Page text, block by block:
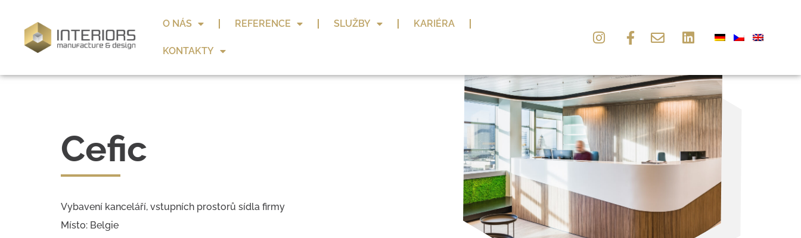
O NÁS REFERENCE SLUŽBY KARIÉRA
KONTAKTY
Cefic
Vybavení kanceláří, vstupních prostorů sídla firmy
Místo: Belgie